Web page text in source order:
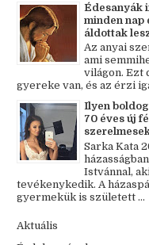
Édesanyák
minden nap
áldottak
Az anyai
ami
világon. Ezt
gyereke van, és az érzi
Ilyen
70 éves új
Sarka Kata
Istvánnal,
tevékenykedik. A
gyermekük is született ...
Aktuális